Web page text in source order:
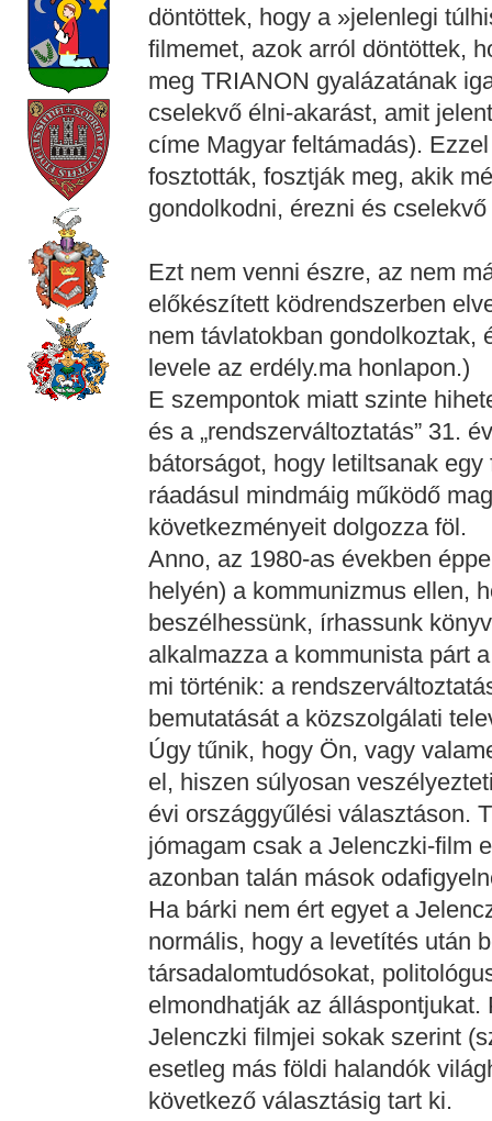
döntöttek, hogy a »jelenlegi
filmemet, azok arról döntöttek,
meg TRIANON gyalázatának
cselekvő élni-akarást, amit
címe Magyar feltámadás).
fosztották, fosztják meg, akik
gondolkodni, érezni és
Ezt nem venni észre, az nem
előkészített ködrendszerben
nem távlatokban gondolkoztak,
levele az erdély.ma honlapon.)
E szempontok miatt szinte
és a „rendszerváltoztatás” 31.
bátorságot, hogy letiltsanak
ráadásul mindmáig működő
következményeit dolgozza föl.
Anno, az 1980-as években
helyén) a kommunizmus ellen,
beszélhessünk, írhassunk
alkalmazza a kommunista párt
mi történik: a
bemutatását a közszolgálati
Úgy tűnik, hogy Ön, vagy
el, hiszen súlyosan
évi országgyűlési választáson.
jómagam csak a Jelenczki-film
azonban talán mások
Ha bárki nem ért egyet a
normális, hogy a levetítés után
társadalomtudósokat,
elmondhatják az
Jelenczki filmjei sokak szerint
esetleg más földi halandók
következő választásig tart ki.